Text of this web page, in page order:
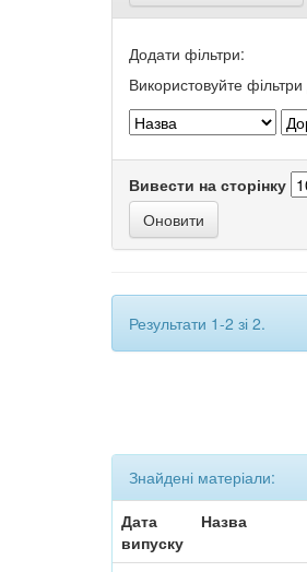
Додати фільтри:
Використовуйте
Вивести на сторінку
Результати 1-2 зі 2.
Знайдені матеріали:
Дата
випуску
Назва